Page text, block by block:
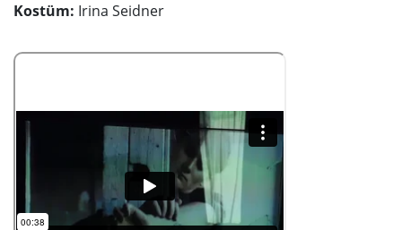
Kostüm: Irina Seidner